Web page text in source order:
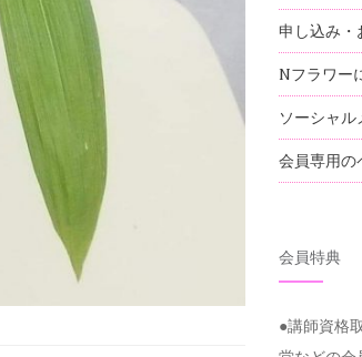
申し込み・
Nフラワー
ソーシャル
会員専用の
会員特典
●講師資格